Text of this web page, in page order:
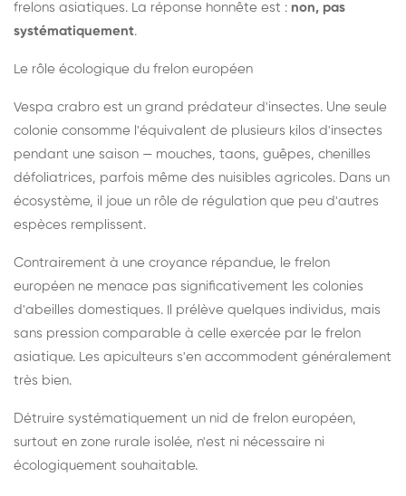
frelons asiatiques. La réponse honnête est : non, pas
systématiquement.
Le rôle écologique du frelon européen
Vespa crabro est un grand prédateur d'insectes. Une seule
colonie consomme l'équivalent de plusieurs kilos d'insectes
pendant une saison — mouches, taons, guêpes, chenilles
défoliatrices, parfois même des nuisibles agricoles. Dans un
écosystème, il joue un rôle de régulation que peu d'autres
espèces remplissent.
Contrairement à une croyance répandue, le frelon
européen ne menace pas significativement les colonies
d'abeilles domestiques. Il prélève quelques individus, mais
sans pression comparable à celle exercée par le frelon
asiatique. Les apiculteurs s'en accommodent généralement
très bien.
Détruire systématiquement un nid de frelon européen,
surtout en zone rurale isolée, n'est ni nécessaire ni
écologiquement souhaitable.